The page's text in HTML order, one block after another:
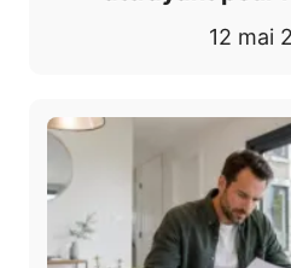
12 mai